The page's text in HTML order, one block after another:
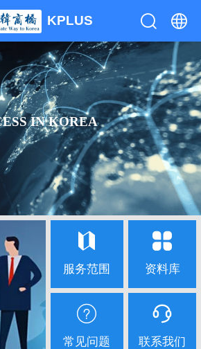
KPLUS
中文
English
IN KOREA
服务范围 资料库
常见问题 联系我们